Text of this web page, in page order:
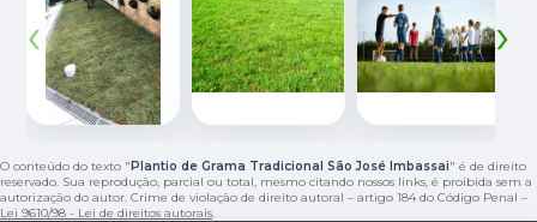
‹ ›
O conteúdo do texto "Plantio de Grama Tradicional São José Imbassai" é de direito
reservado. Sua reprodução, parcial ou total, mesmo citando nossos links, é proibida sem a
autorização do autor. Crime de violação de direito autoral – artigo 184 do Código Penal –
Lei 9610/98 - Lei de direitos autorais.